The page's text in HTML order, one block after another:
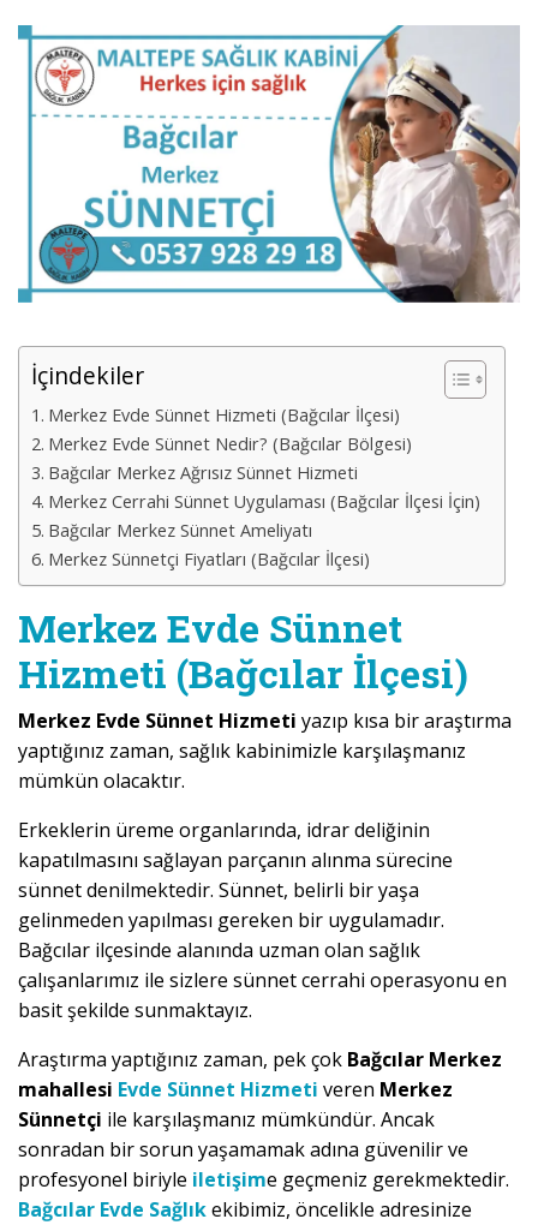
İçindekiler
Merkez Evde Sünnet Hizmeti (Bağcılar İlçesi)
Merkez Evde Sünnet Nedir? (Bağcılar Bölgesi)
Bağcılar Merkez Ağrısız Sünnet Hizmeti
Merkez Cerrahi Sünnet Uygulaması (Bağcılar İlçesi İçin)
Bağcılar Merkez Sünnet Ameliyatı
Merkez Sünnetçi Fiyatları (Bağcılar İlçesi)
Merkez Evde Sünnet
Hizmeti (Bağcılar İlçesi)
Merkez Evde Sünnet Hizmeti yazıp kısa bir araştırma
yaptığınız zaman, sağlık kabinimizle karşılaşmanız
mümkün olacaktır.
Erkeklerin üreme organlarında, idrar deliğinin
kapatılmasını sağlayan parçanın alınma sürecine
sünnet denilmektedir. Sünnet, belirli bir yaşa
gelinmeden yapılması gereken bir uygulamadır.
Bağcılar ilçesinde alanında uzman olan sağlık
çalışanlarımız ile sizlere sünnet cerrahi operasyonu en
basit şekilde sunmaktayız.
Araştırma yaptığınız zaman, pek çok Bağcılar Merkez
mahallesi Evde Sünnet Hizmeti veren Merkez
Sünnetçi ile karşılaşmanız mümkündür. Ancak
sonradan bir sorun yaşamamak adına güvenilir ve
profesyonel biriyle iletişime geçmeniz gerekmektedir.
Bağcılar Evde Sağlıkekibimiz, öncelikle adresinize